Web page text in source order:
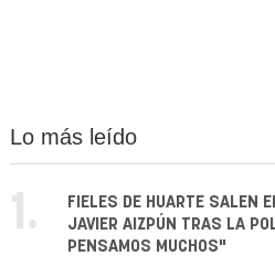
Lo más leído
1.
FIELES DE HUARTE SALEN
JAVIER AIZPÚN TRAS LA
PENSAMOS MUCHOS"